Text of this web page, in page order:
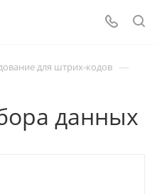
для штрих-кодов —
данных